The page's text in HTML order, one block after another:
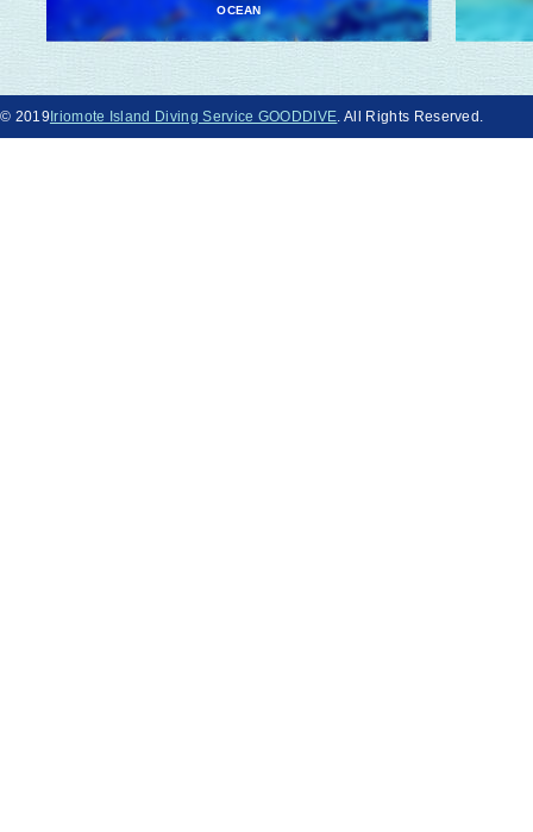
OCEAN
© 2019Iriomote Island Diving Service GOODDIVE . All Rights Reserved.